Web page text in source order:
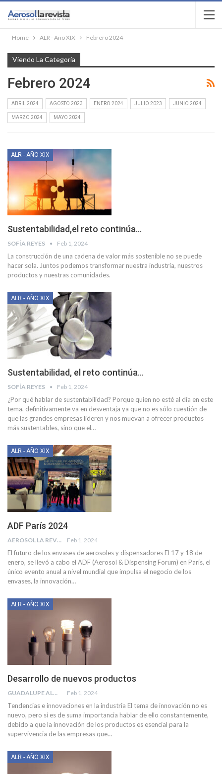
Home ALR - Año XIX Febrero 2024
Viendo La Categoría
Febrero 2024
ABRIL 2024 AGOSTO 2023 ENERO 2024 JULIO 2023 JUNIO 2024
MARZO 2024 MAYO 2024
ALR - AÑO XIX
Sustentabilidad,el reto continúa…
SOFÍA REYES Feb 1, 2024
La construcción de una cadena de valor más sostenible no se puede
hacer sola. Juntos podemos transformar nuestra industria, nuestros
productos y nuestras comunidades.
ALR - AÑO XIX
Sustentabilidad, el reto continúa…
SOFÍA REYES Feb 1, 2024
¿Por qué hablar de sustentabilidad? Porque quien no esté al día en este
tema, definitivamente va en desventaja ya que no es sólo cuestión de
que las grandes empresas lideren y nos muevan a ofrecer productos
más sustentables, sino que el…
ALR - AÑO XIX
ADF París 2024
AEROSOL LA REVISTA Feb 1, 2024
El futuro de los envases de aerosoles y dispensadores El 17 y 18 de
enero, se llevó a cabo el ADF (Aerosol & Dispensing Forum) en París, el
único evento anual a nivel mundial que impulsa el negocio de los
envases, la innovación…
ALR - AÑO XIX
Desarrollo de nuevos productos
GUADALUPE ALMANZA DE ECOM Feb 1, 2024
Tendencias e innovaciones en la industria El tema de innovación no es
nuevo, pero sí es de suma importancia hablar de ello constantemente,
debido a que la innovación de los productos es esencial para la
supervivencia de las empresas que…
ALR - AÑO XIX